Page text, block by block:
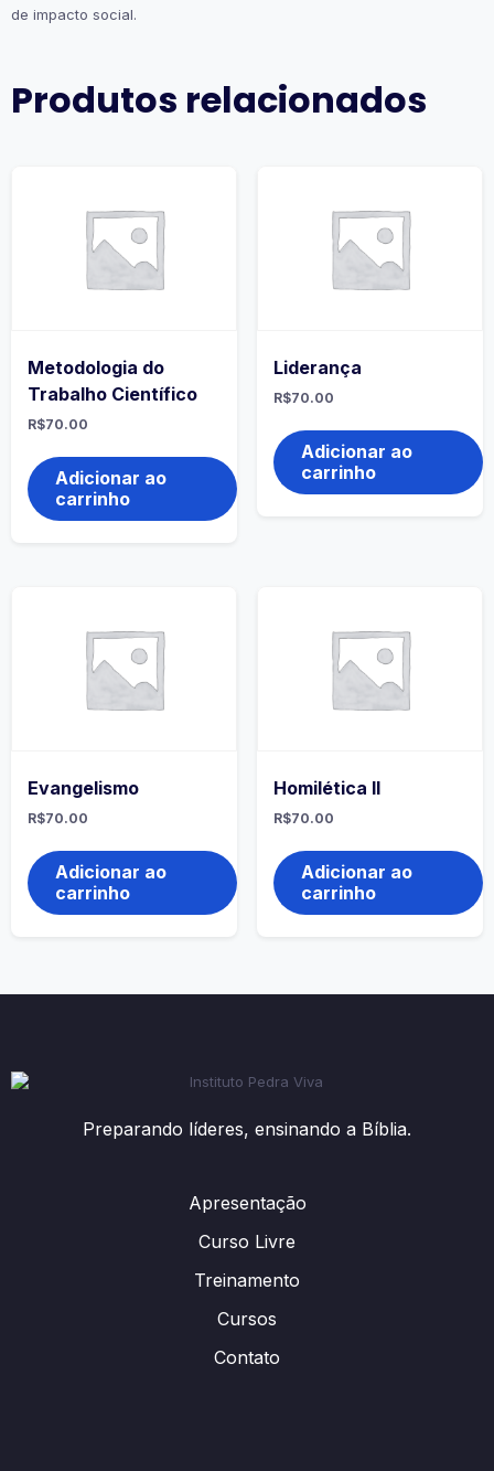
de impacto social.
Produtos relacionados
Metodologia do
Trabalho Científico
R$70.00
Adicionar ao
carrinho
Liderança
R$70.00
Adicionar ao
carrinho
Evangelismo
R$70.00
Adicionar ao
carrinho
Homilética II
R$70.00
Adicionar ao
carrinho
Preparando líderes, ensinando a Bíblia.
Apresentação
Curso Livre
Treinamento
Cursos
Contato